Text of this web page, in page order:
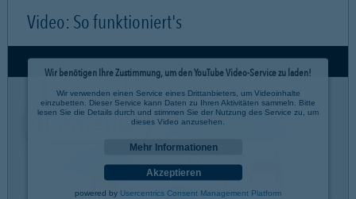
Video: So funktioniert's
Wir benötigen Ihre Zustimmung, um den YouTube Video-Service zu laden!
Wir verwenden einen Service eines Drittanbieters, um Videoinhalte
einzubetten. Dieser Service kann Daten zu Ihren Aktivitäten sammeln. Bitte
lesen Sie die Details durch und stimmen Sie der Nutzung des Service zu, um
dieses Video anzusehen.
Mehr Informationen
Akzeptieren
powered by Usercentrics Consent Management Platform